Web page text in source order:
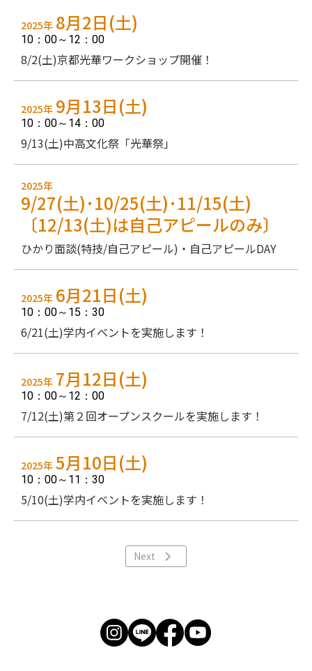
2025年 8月2日(土)
10：00～12：00
8/2(土)京都光華ワークショップ開催！
2025年 9月13日(土)
10：00～14：00
9/13(土)中高文化祭「光華祭」
2025年
9/27(土)･10/25(土)･11/15(土)
〔12/13(土)は自己アピールのみ〕
ひかり面談(特技/自己アピール)・自己アピールDAY
2025年 6月21日(土)
10：00～15：30
6/21(土)学内イベントを実施します！
2025年 7月12日(土)
10：00～12：00
7/12(土)第２回オープンスクールを実施します！
2025年 5月10日(土)
10：00～11：30
5/10(土)学内イベントを実施します！
Next